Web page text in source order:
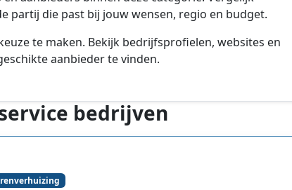
partij die past bij jouw wensen, regio en budget.
te maken. Bekijk bedrijfsprofielen, websites en
aanbieder te vinden.
bedrijven